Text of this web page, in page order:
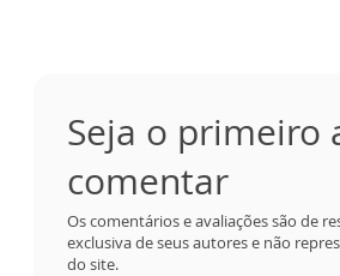
Seja o primeiro
comentar
Os comentários e avaliações são de
exclusiva de seus autores e não
do site.